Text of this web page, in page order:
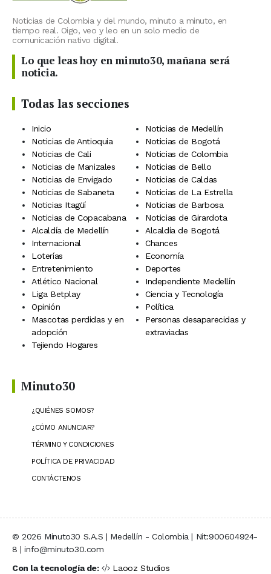
Noticias de Colombia y del mundo, minuto a minuto, en
tiempo real. Oigo, veo y leo en un solo medio de
comunicación nativo digital.
Lo que leas hoy en minuto30, mañana será
noticia.
Todas las secciones
Inicio
Noticias de Medellín
Noticias de Antioquia
Noticias de Bogotá
Noticias de Cali
Noticias de Colombia
Noticias de Manizales
Noticias de Bello
Noticias de Envigado
Noticias de Caldas
Noticias de Sabaneta
Noticias de La Estrella
Noticias Itagüí
Noticias de Barbosa
Noticias de Copacabana
Noticias de Girardota
Alcaldía de Medellín
Alcaldía de Bogotá
Internacional
Chances
Loterías
Economía
Entretenimiento
Deportes
Atlético Nacional
Independiente Medellín
Liga Betplay
Ciencia y Tecnología
Opinión
Política
Mascotas perdidas y en
adopción
Personas desaparecidas y
extraviadas
Tejiendo Hogares
Minuto30
¿QUIÉNES SOMOS?
¿CÓMO ANUNCIAR?
TÉRMINO Y CONDICIONES
POLÍTICA DE PRIVACIDAD
CONTÁCTENOS
© 2026 Minuto30 S.A.S | Medellín - Colombia | Nit:900604924-
8 | info@minuto30.com
Con la tecnología de:
Laooz Studios